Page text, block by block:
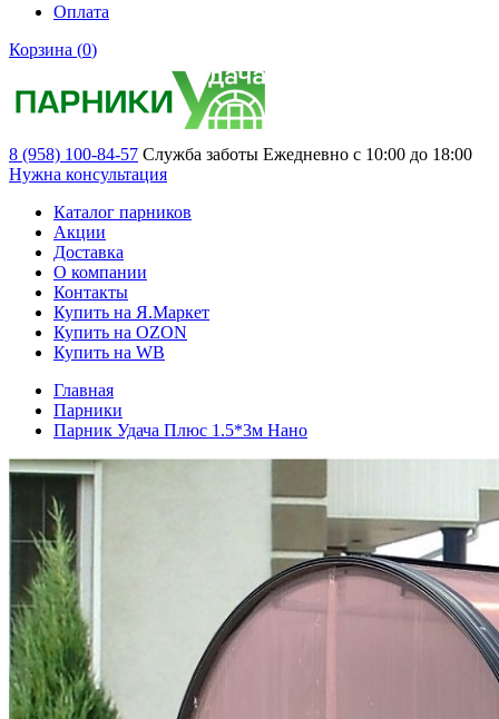
Оплата
Корзина (0)
8 (958) 100-84-57 Служба заботы Ежедневно с 10:00 до 18:00
Нужна консультация
Каталог парников
Акции
Доставка
О компании
Контакты
Купить на Я.Маркет
Купить на OZON
Купить на WB
Главная
Парники
Парник Удача Плюс 1.5*3м Нано